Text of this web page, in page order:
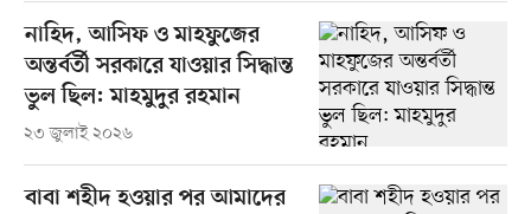
নাহিদ, আসিফ ও মাহফুজের
অন্তর্বর্তী সরকারে যাওয়ার সিদ্ধান্ত
ভুল ছিল: মাহমুদুর রহমান
২৩ জুলাই ২০২৬
বাবা শহীদ হওয়ার পর আমাদের